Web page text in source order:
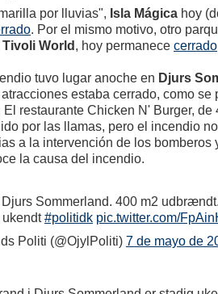
por lluvias", Isla Mágicahoy
. Por el mismo motivo, otro
Tivoli World , hoy permanece cerrado
tuvo lugar anoche en Djurs
estaba cerrado, como se
El restaurante Chicken N' Burger, de
por las llamas, pero el incendio
a la intervención de los bomberos
la causa del incendio.
Sommerland. 400 m2
ukendt#politidk pic.twitter.com/
Politi (@OjylPoliti) 7 de mayo de